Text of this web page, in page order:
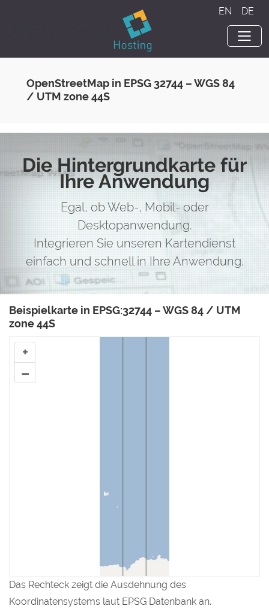
EN · DE
OpenStreetMap in EPSG 32744 – WGS 84
/ UTM zone 44S
Die Hintergrundkarte für
Ihre Anwendung
Egal, ob Web-, Mobil- oder
Desktopanwendung.
Integrieren Sie unseren Kartendienst
einfach und schnell in Ihre Anwendung.
Beispielkarte in EPSG:32744 – WGS 84 / UTM
zone 44S
+
–
Das Rechteck zeigt die Ausdehnung des
Koordinatensystems laut EPSG Datenbank an.